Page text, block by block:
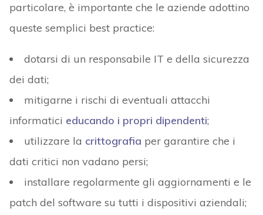
particolare, è importante che le aziende adottino
queste semplici best practice:
dotarsi di un responsabile IT e della sicurezza
dei dati;
mitigarne i rischi di eventuali attacchi
informatici educando i propri dipendenti;
utilizzare la crittografia per garantire che i
dati critici non vadano persi;
installare regolarmente gli aggiornamenti e le
patch del software su tutti i dispositivi aziendali;